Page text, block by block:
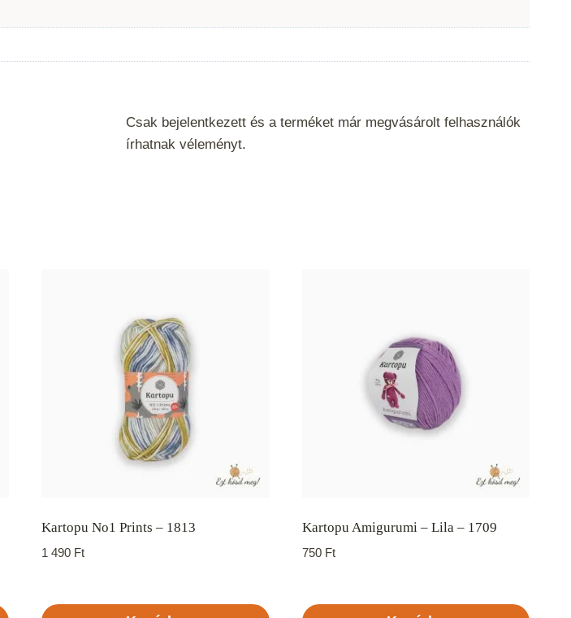
Csak bejelentkezett és a terméket már megvásárolt felhasználók
írhatnak véleményt.
Kartopu No1 Prints – 1813
1 490 Ft
Kartopu Amigurumi – Lila – 1709
750 Ft